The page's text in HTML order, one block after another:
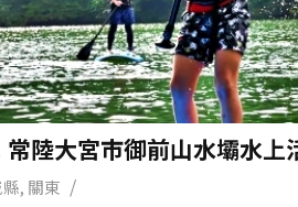
陸大宮市御前山水壩水上
, 關東 /